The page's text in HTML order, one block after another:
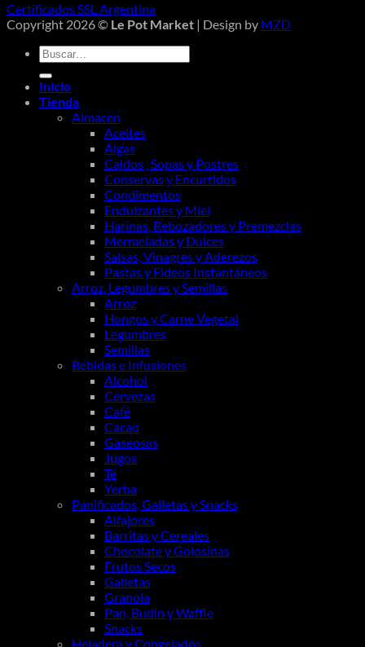
Certificados SSL Argentina
Copyright 2026 © Le Pot Market | Design by MZD
Buscar
por:
Inicio
Tienda
Almacén
Aceites
Algas
Caldos , Sopas y Postres
Conservas y Encurtidos
Condimentos
Endulzantes y Miel
Harinas, Rebozadores y Premezclas
Mermeladas y Dulces
Salsas, Vinagres y Aderezos
Pastas y Fideos Instantáneos
Arroz, Legumbres y Semillas
Arroz
Hongos y Carne Vegetal
Legumbres
Semillas
Bebidas e Infusiones
Alcohol
Cervezas
Café
Cacao
Gaseosas
Jugos
Té
Yerba
Panificados, Galletas y Snacks
Alfajores
Barritas y Cereales
Chocolate y Golosinas
Frutos Secos
Galletas
Granola
Pan, Budin y Waffle
Snacks
Heladera y Congelados